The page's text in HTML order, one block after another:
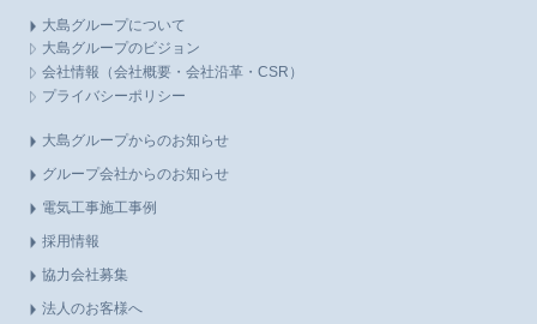
大島グループについて
大島グループのビジョン
会社情報（会社概要・会社沿革・CSR）
プライバシーポリシー
大島グループからのお知らせ
グループ会社からのお知らせ
電気工事施工事例
採用情報
協力会社募集
法人のお客様へ